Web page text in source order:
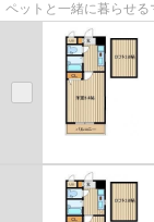
ペットと一緒に暮らせ